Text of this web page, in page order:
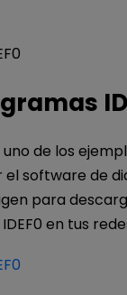
de los
software de
para
en tus